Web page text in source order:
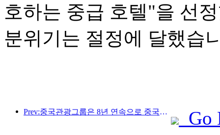
호하는 중급 호텔"을 선
분위기는 절정에 달했습
Prev:중국관광그룹은 8년 연속으로 중국국제수입박람회에 참가하여 10억 달러 이상의 계약을 체결했습니다.
Go